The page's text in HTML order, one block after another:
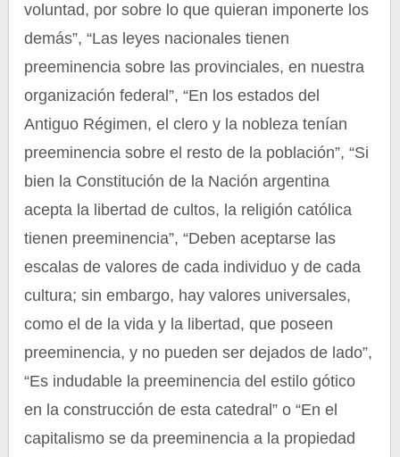
voluntad, por sobre lo que quieran imponerte los
demás”, “Las leyes nacionales tienen
preeminencia sobre las provinciales, en nuestra
organización federal”, “En los estados del
Antiguo Régimen, el clero y la nobleza tenían
preeminencia sobre el resto de la población”, “Si
bien la Constitución de la Nación argentina
acepta la libertad de cultos, la religión católica
tienen preeminencia”, “Deben aceptarse las
escalas de valores de cada individuo y de cada
cultura; sin embargo, hay valores universales,
como el de la vida y la libertad, que poseen
preeminencia, y no pueden ser dejados de lado”,
“Es indudable la preeminencia del estilo gótico
en la construcción de esta catedral” o “En el
capitalismo se da preeminencia a la propiedad